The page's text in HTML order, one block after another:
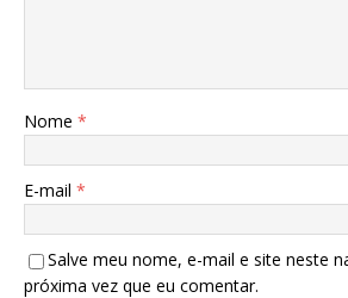
Nome *
E-mail *
Salve meu nome, e-mail e site neste
próxima vez que eu comentar.